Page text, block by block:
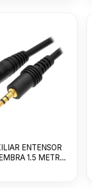
ENTENSOR
1.5 METROS